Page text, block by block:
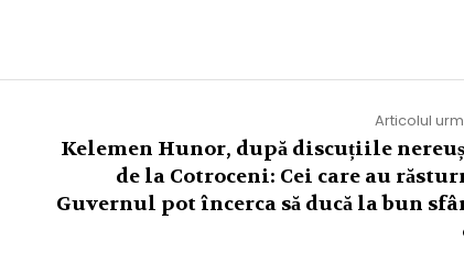
Articolul
Kelemen Hunor, după discuțiile
de la Cotroceni: Cei care au
Guvernul pot încerca să ducă la bun